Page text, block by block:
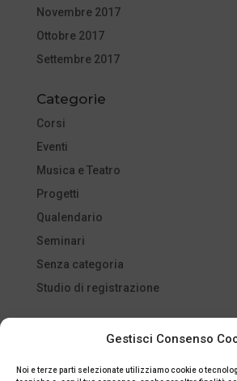
Gestisci Consenso
Noi e terze parti selezionate utilizziamo cookie o
Novembre 2017
Ottobre 2017
Settembre 2017
Categorie
Corsi
Eventi
Musica e Teatro
Progetti
Qualendario
Seminari
Senza categoria
Studio di registrazione
Feed dei contenuti